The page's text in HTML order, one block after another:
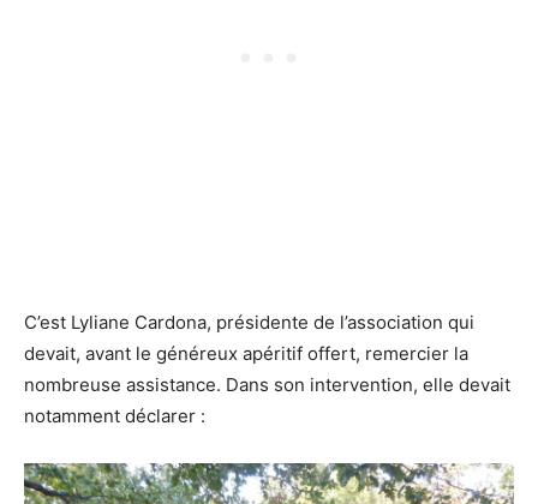
C’est Lyliane Cardona, présidente de l’association qui
devait, avant le généreux apéritif offert, remercier la
nombreuse assistance. Dans son intervention, elle devait
notamment déclarer :